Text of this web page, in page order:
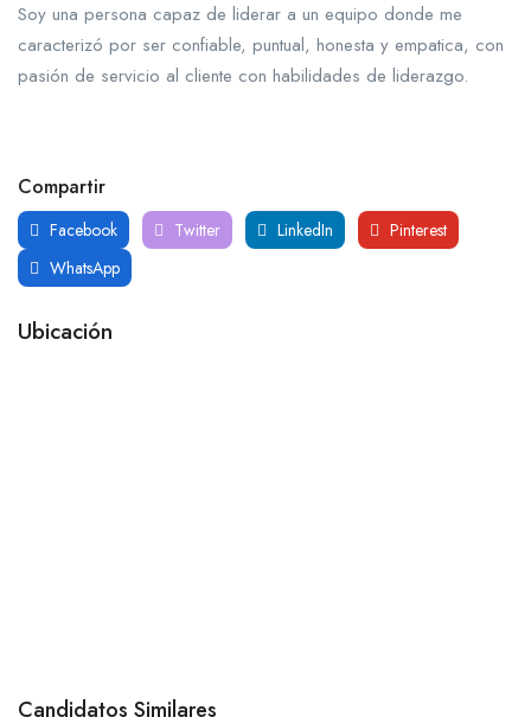
Soy una persona capaz de liderar a un equipo donde me
caracterizó por ser confiable, puntual, honesta y empatica, con
pasión de servicio al cliente con habilidades de liderazgo.
Compartir
Facebook Twitter LinkedIn
Pinterest
WhatsApp
Ubicación
Candidatos Similares